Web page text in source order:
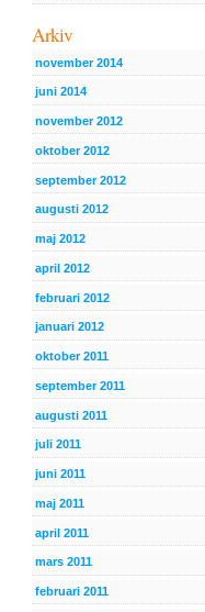
Arkiv
november 2014
juni 2014
november 2012
oktober 2012
september 2012
augusti 2012
maj 2012
april 2012
februari 2012
januari 2012
oktober 2011
september 2011
augusti 2011
juli 2011
juni 2011
maj 2011
april 2011
mars 2011
februari 2011